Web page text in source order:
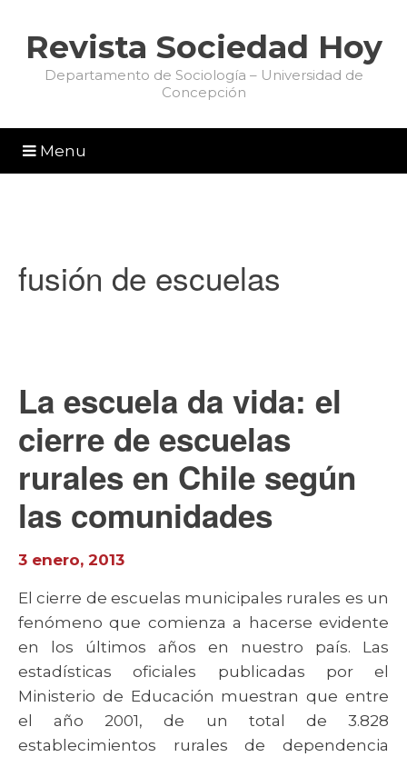
Revista Sociedad Hoy
Departamento de Sociología – Universidad de
Concepción
Menu
fusión de escuelas
La escuela da vida: el
cierre de escuelas
rurales en Chile según
las comunidades
3 enero, 2013
El cierre de escuelas municipales rurales es un
fenómeno que comienza a hacerse evidente
en los últimos años en nuestro país. Las
estadísticas oficiales publicadas por el
Ministerio de Educación muestran que entre
el año 2001, de un total de 3.828
establecimientos rurales de dependencia